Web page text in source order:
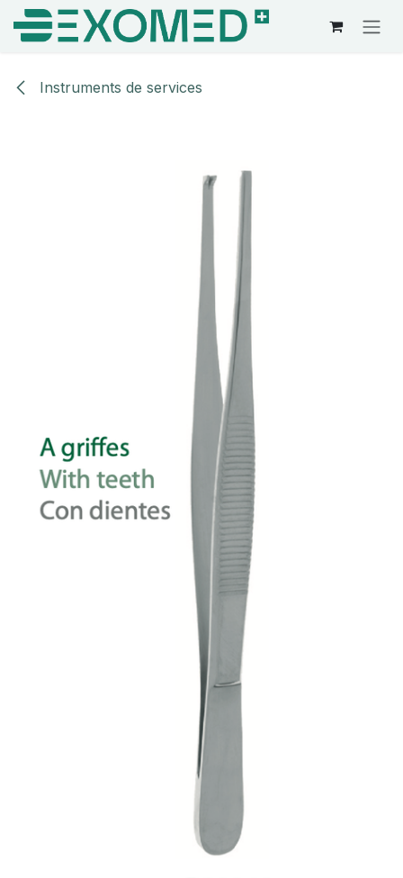
Se rendre au contenu
Instruments de services